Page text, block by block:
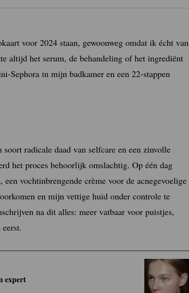
voor 2024 staan, gewoonweg omdat ik écht van
altijd het serum, de behandeling of het ingrediënt
Sephora in mijn badkamer en een 22-stappen
radicale daad van selfcare en een zinvolle
het proces behoorlijk omslachtig. Op één dag
vochtinbrengende crème voor de acnegevoelige
en mijn vettige huid onder controle te
na dit alles: meer vatbaar voor puistjes,
expert